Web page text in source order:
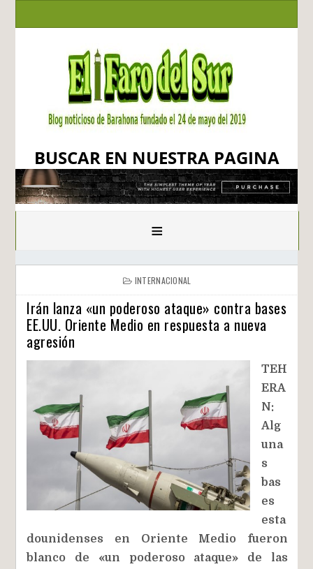
BUSCAR EN NUESTRA PAGINA
≡
INTERNACIONAL
Irán lanza «un poderoso ataque» contra bases
EE.UU. Oriente Medio en respuesta a nueva
agresión
TEH
ERA
N:
Alg
una
s
bas
es
esta
dounidenses en Oriente Medio fueron
blanco de «un poderoso ataque» de las